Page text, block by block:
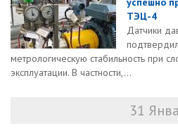
ТЭЦ-4
Датчики
метрологическую стабильность при
эксплуатации. В частности,...
31